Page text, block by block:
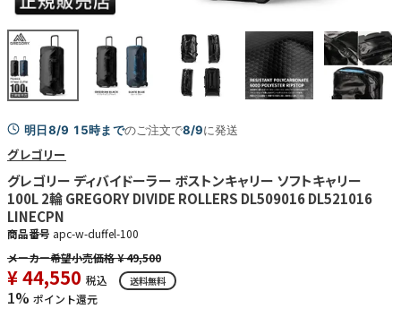
明日8/9 15時までのご注文で8/9に発送
グレゴリー
グレゴリー ディバイドーラー ボストンキャリー ソフトキャリー
100L 2輪 GREGORY DIVIDE ROLLERS DL509016 DL521016
LINECPN
商品番号 apc-w-duffel-100
¥49,500
¥44,550 税込 送料無料
1% ポイント還元